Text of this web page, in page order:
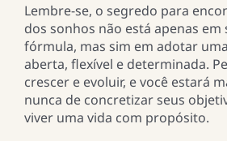
Lembre-se, o segredo para
dos sonhos não está apenas em
fórmula, mas sim em adotar
aberta, flexível e determinada.
crescer e evoluir, e você estará
nunca de concretizar seus
viver uma vida com propósito.